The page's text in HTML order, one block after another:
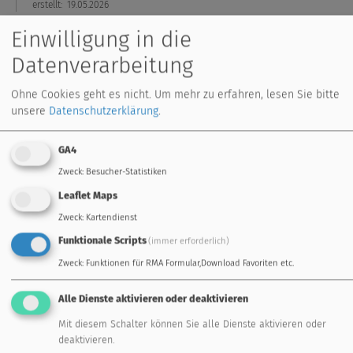
erstellt: 19.05.2026
Standardregler Frei programmierbar
Energiemanagement
Erweiterungsmodule
Sensoren
Langestraße 124
A-3872 Amaliendorf
Tel: +43 (0) 2862 53635 mail(at)ta.co.at
Einwilligung in die
Datenverarbeitung
Ohne Cookies geht es nicht. Um mehr zu erfahren, lesen Sie bitte
unsere Datenschutzerklärung.
GA4
Zweck: Besucher-Statistiken
Leaflet Maps
Zweck: Kartendienst
Funktionale Scripts(immer erforderlich)
Zweck: Funktionen für RMA Formular,Download Favoriten etc.
Alle Dienste aktivieren oder deaktivieren
Mit diesem Schalter können Sie alle Dienste aktivieren oder
deaktivieren.